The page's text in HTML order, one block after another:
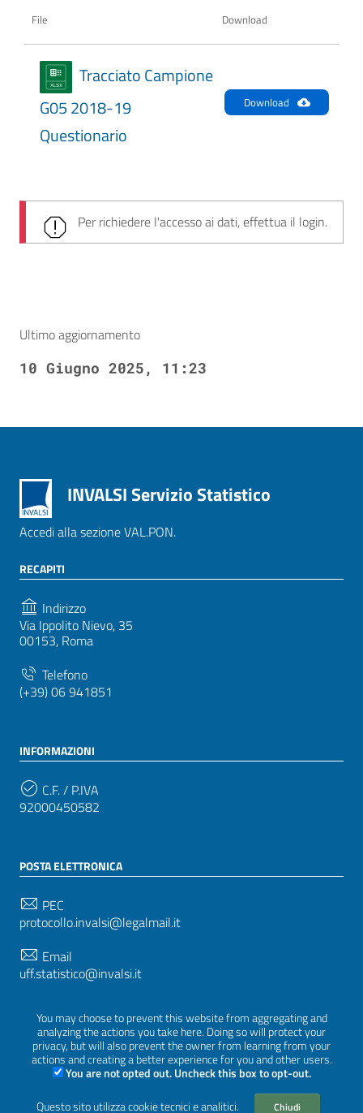
You may choose to prevent this website from aggregating and
analyzing the actions you take here. Doing so will protect your
privacy, but will also prevent the owner from learning from your
actions and creating a better experience for you and other users.
You are not opted out. Uncheck this box to opt-out.
Questo sito utilizza cookie tecnici e analitici.
Chiudi
File Download
Tracciato Campione
G05 2018-19
Questionario
Download
Per richiedere l'accesso ai dati, effettua il login.
Ultimo aggiornamento
10 Giugno 2025, 11:23
INVALSI Servizio Statistico
Accedi alla sezione VAL.PON.
RECAPITI
Indirizzo
Via Ippolito Nievo, 35
00153, Roma
Telefono
(+39) 06 941851
INFORMAZIONI
C.F. / P.IVA
92000450582
POSTA ELETTRONICA
PEC
protocollo.invalsi@legalmail.it
Email
uff.statistico@invalsi.it
restituzione.dati@invalsi.it
SEGUICI SU